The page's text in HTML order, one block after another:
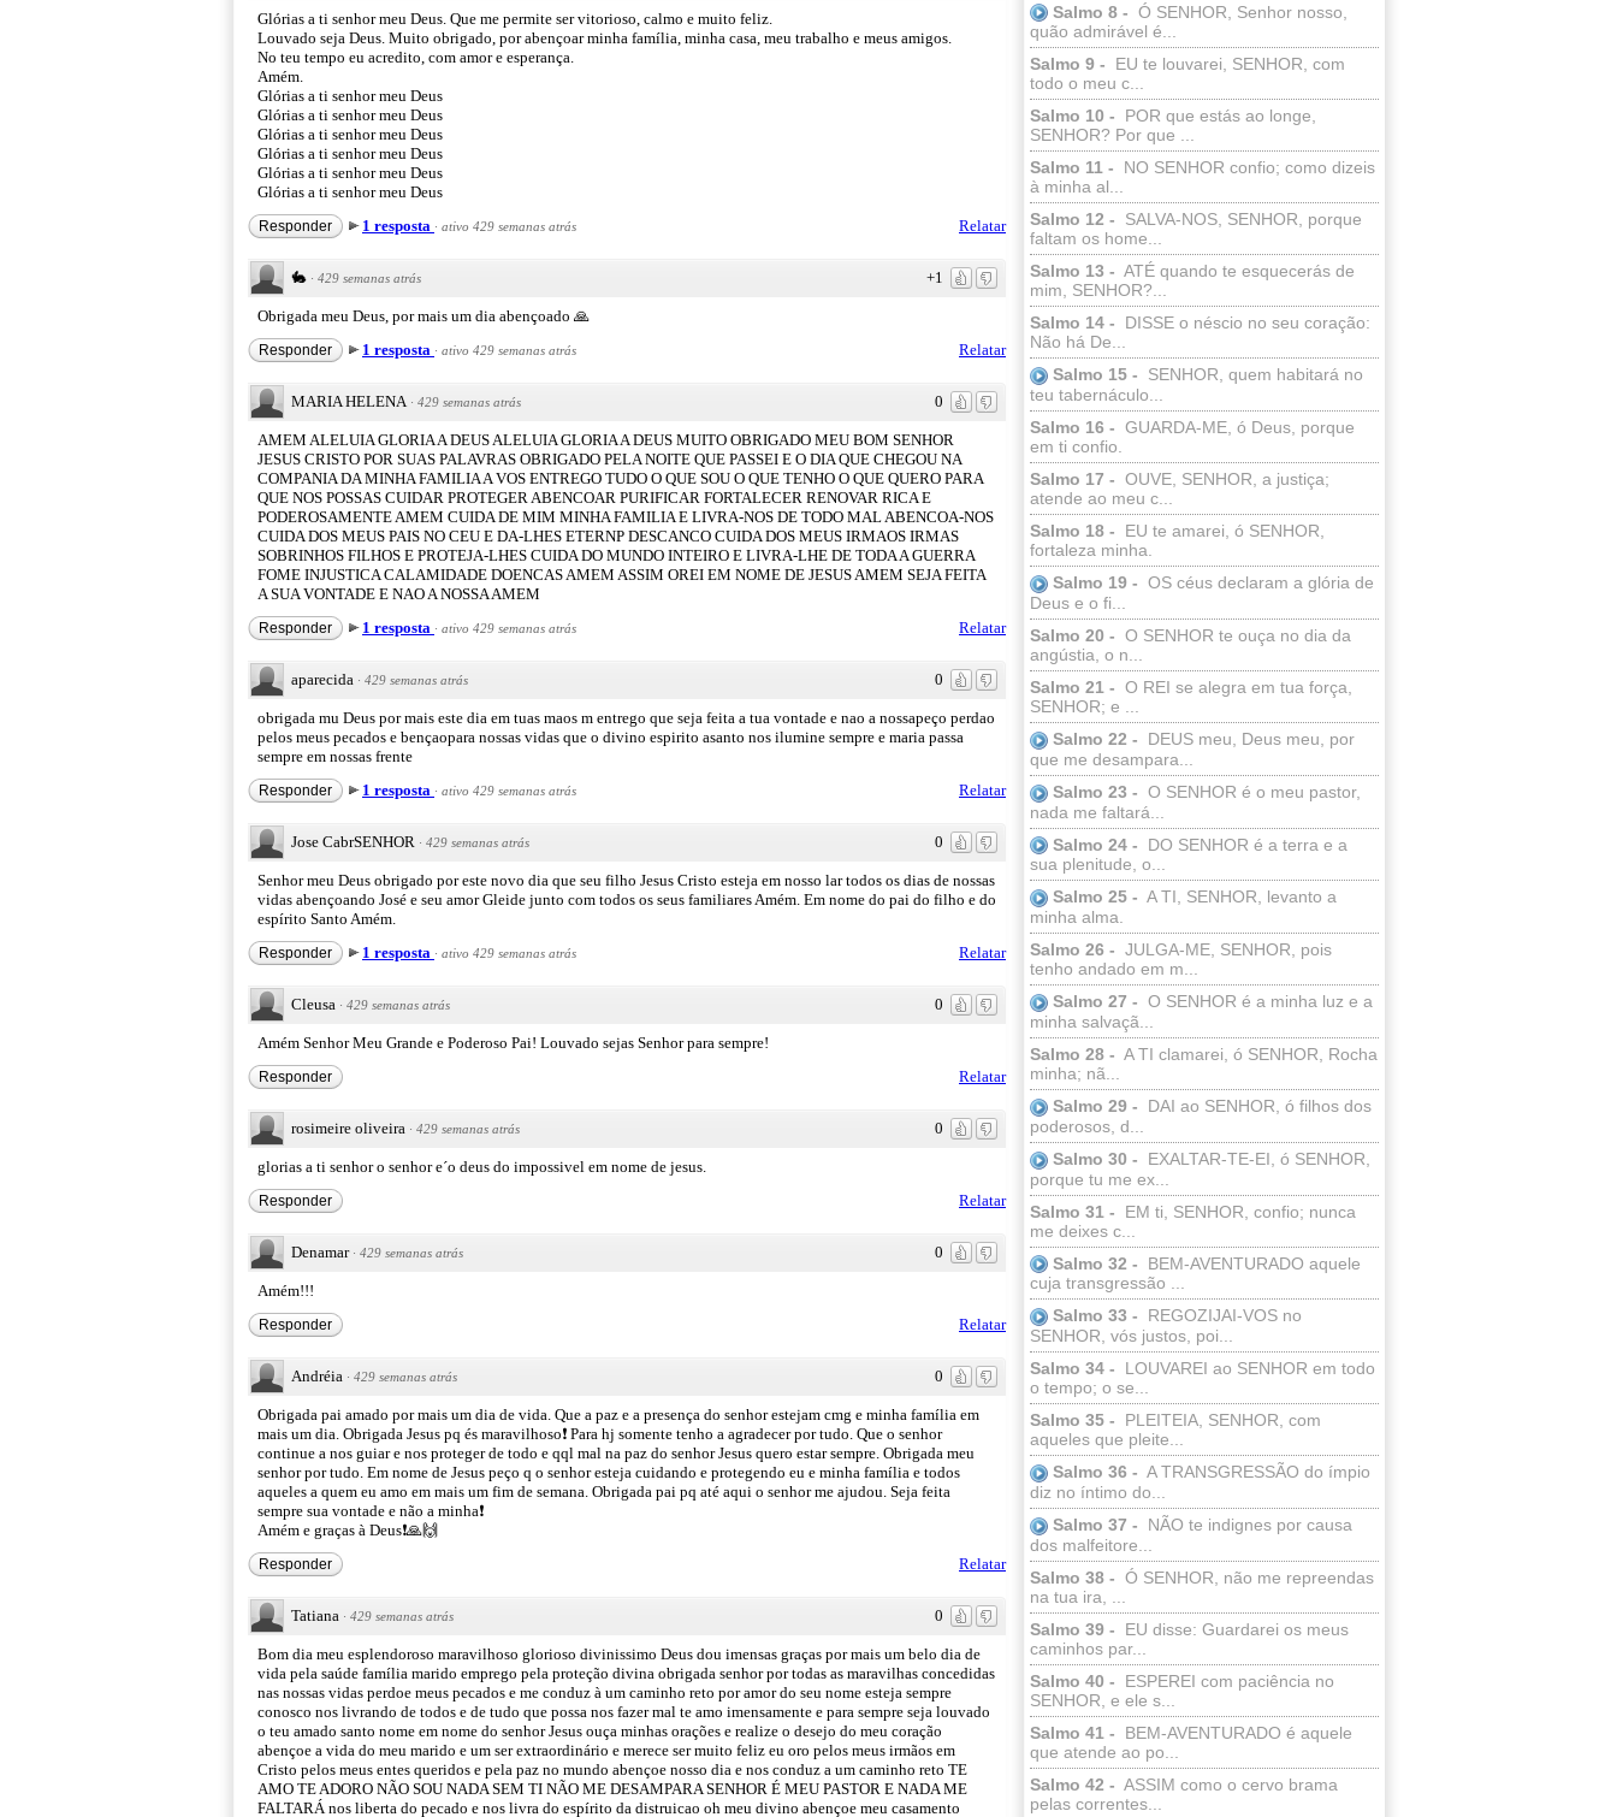
Salmo 8 - Ó SENHOR, Senhor nosso,
quão admirável é...
Salmo 9 -
EU te louvarei, SENHOR, com
todo o meu c...
Salmo 10 -
POR que estás ao longe,
SENHOR? Por que ...
Salmo 11 -
NO SENHOR confio; como dizeis
à minha al...
Salmo 12 -
SALVA-NOS, SENHOR, porque
faltam os home...
Salmo 13 - ATÉ quando te esquecerás de
mim, SENHOR?...
Salmo 14 -
DISSE o néscio no seu coração:
Não há De...
Salmo 15 -
SENHOR, quem habitará no
teu tabernáculo...
Salmo 16 - GUARDA-ME, ó Deus, porque
em ti confio.
Salmo 17 - OUVE, SENHOR, a justiça;
atende ao meu c...
Salmo 18 -
EU te amarei, ó SENHOR,
fortaleza minha.
Salmo 19 - OS céus declaram a glória de
Deus e o fi...
Salmo 20 - O SENHOR te ouça no dia da
angústia, o n...
Salmo 21 - O REI se alegra em tua força,
SENHOR; e ...
Salmo 22 -
DEUS meu, Deus meu, por
que me desampara...
Salmo 23 - O SENHOR é o meu pastor,
nada me faltará...
Salmo 24 -
DO SENHOR é a terra e a
sua plenitude, o...
Salmo 25 - A TI, SENHOR, levanto a
minha alma.
Salmo 26 - JULGA-ME, SENHOR, pois
tenho andado em m...
Salmo 27 - O SENHOR é a minha luz e a
minha salvaçã...
Salmo 28 - A TI clamarei, ó SENHOR, Rocha
minha; nã...
Salmo 29 -
DAI ao SENHOR, ó filhos dos
poderosos, d...
Salmo 30 -
EXALTAR-TE-EI, ó SENHOR,
porque tu me ex...
Salmo 31 -
EM ti, SENHOR, confio; nunca
me deixes c...
Salmo 32 -
BEM-AVENTURADO aquele
cuja transgressão ...
Salmo 33 -
REGOZIJAI-VOS no
SENHOR, vós justos, poi...
Salmo 34 -
LOUVAREI ao SENHOR em todo
o tempo; o se...
Salmo 35 -
PLEITEIA, SENHOR, com
aqueles que pleite...
Salmo 36 - A TRANSGRESSÃO do ímpio
diz no íntimo do...
Salmo 37 -
NÃO te indignes por causa
dos malfeitore...
Salmo 38 - Ó SENHOR, não me repreendas
na tua ira, ...
Salmo 39 -
EU disse: Guardarei os meus
caminhos par...
Salmo 40 -
ESPEREI com paciência no
SENHOR, e ele s...
Salmo 41 -
BEM-AVENTURADO é aquele
que atende ao po...
Salmo 42 - ASSIM como o cervo brama
pelas correntes...
Glórias a ti senhor meu Deus. Que me permite ser vitorioso, calmo e muito feliz.
Louvado seja Deus. Muito obrigado, por abençoar minha família, minha casa, meu trabalho e meus amigos.
No teu tempo eu acredito, com amor e esperança.
Amém.
Glórias a ti senhor meu Deus
Glórias a ti senhor meu Deus
Glórias a ti senhor meu Deus
Glórias a ti senhor meu Deus
Glórias a ti senhor meu Deus
Glórias a ti senhor meu Deus
Relatar
Responder 1 resposta · ativo 429 semanas atrás
+1
🐇 · 429 semanas atrás
Obrigada meu Deus, por mais um dia abençoado 🙏
Relatar
Responder 1 resposta · ativo 429 semanas atrás
0
MARIA HELENA · 429 semanas atrás
AMEM ALELUIA GLORIA A DEUS ALELUIA GLORIA A DEUS MUITO OBRIGADO MEU BOM SENHOR
JESUS CRISTO POR SUAS PALAVRAS OBRIGADO PELA NOITE QUE PASSEI E O DIA QUE CHEGOU NA
COMPANIA DA MINHA FAMILIA A VOS ENTREGO TUDO O QUE SOU O QUE TENHO O QUE QUERO PARA
QUE NOS POSSAS CUIDAR PROTEGER ABENCOAR PURIFICAR FORTALECER RENOVAR RICA E
PODEROSAMENTE AMEM CUIDA DE MIM MINHA FAMILIA E LIVRA-NOS DE TODO MAL ABENCOA-NOS
CUIDA DOS MEUS PAIS NO CEU E DA-LHES ETERNP DESCANCO CUIDA DOS MEUS IRMAOS IRMAS
SOBRINHOS FILHOS E PROTEJA-LHES CUIDA DO MUNDO INTEIRO E LIVRA-LHE DE TODA A GUERRA
FOME INJUSTICA CALAMIDADE DOENCAS AMEM ASSIM OREI EM NOME DE JESUS AMEM SEJA FEITA
A SUA VONTADE E NAO A NOSSA AMEM
Relatar
Responder 1 resposta · ativo 429 semanas atrás
0
aparecida · 429 semanas atrás
obrigada mu Deus por mais este dia em tuas maos m entrego que seja feita a tua vontade e nao a nossapeço perdao
pelos meus pecados e bençaopara nossas vidas que o divino espirito asanto nos ilumine sempre e maria passa
sempre em nossas frente
Relatar
Responder 1 resposta · ativo 429 semanas atrás
0
Jose CabrSENHOR · 429 semanas atrás
Senhor meu Deus obrigado por este novo dia que seu filho Jesus Cristo esteja em nosso lar todos os dias de nossas
vidas abençoando José e seu amor Gleide junto com todos os seus familiares Amém. Em nome do pai do filho e do
espírito Santo Amém.
Relatar
Responder 1 resposta · ativo 429 semanas atrás
0
Cleusa · 429 semanas atrás
Amém Senhor Meu Grande e Poderoso Pai! Louvado sejas Senhor para sempre!
Relatar
Responder
0
rosimeire oliveira · 429 semanas atrás
glorias a ti senhor o senhor e´o deus do impossivel em nome de jesus.
Relatar
Responder
0
Denamar · 429 semanas atrás
Amém!!!
Relatar
Responder
0
Andréia · 429 semanas atrás
Obrigada pai amado por mais um dia de vida. Que a paz e a presença do senhor estejam cmg e minha família em
mais um dia. Obrigada Jesus pq és maravilhoso❗ Para hj somente tenho a agradecer por tudo. Que o senhor
continue a nos guiar e nos proteger de todo e qql mal na paz do senhor Jesus quero estar sempre. Obrigada meu
senhor por tudo. Em nome de Jesus peço q o senhor esteja cuidando e protegendo eu e minha família e todos
aqueles a quem eu amo em mais um fim de semana. Obrigada pai pq até aqui o senhor me ajudou. Seja feita
sempre sua vontade e não a minha❗
Amém e graças à Deus❗🙏🙌
Relatar
Responder
0
Tatiana · 429 semanas atrás
Bom dia meu esplendoroso maravilhoso glorioso divinissimo Deus dou imensas graças por mais um belo dia de
vida pela saúde família marido emprego pela proteção divina obrigada senhor por todas as maravilhas concedidas
nas nossas vidas perdoe meus pecados e me conduz à um caminho reto por amor do seu nome esteja sempre
conosco nos livrando de todos e de tudo que possa nos fazer mal te amo imensamente e para sempre seja louvado
o teu amado santo nome em nome do senhor Jesus ouça minhas orações e realize o desejo do meu coração
abençoe a vida do meu marido e um ser extraordinário e merece ser muito feliz eu oro pelos meus irmãos em
Cristo pelos meus entes queridos e pela paz no mundo abençoe nosso dia e nos conduz a um caminho reto TE
AMO TE ADORO NÃO SOU NADA SEM TI NÃO ME DESAMPARA SENHOR É MEU PASTOR E NADA ME
FALTARÁ nos liberta do pecado e nos livra do espírito da distruicao oh meu divino abençoe meu casamento